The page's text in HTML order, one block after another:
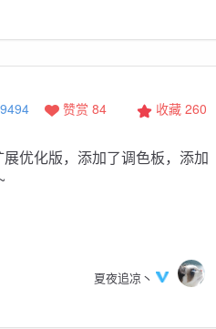
收藏 260
赞赏 84
优化版，添加了调色板，添加
夏夜追凉丶